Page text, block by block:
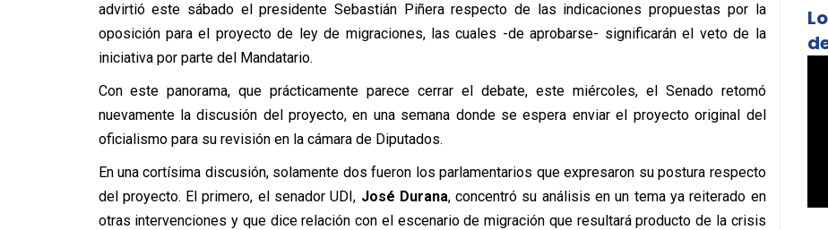
advirtió este sábado el presidente Sebastián Piñera respecto de las indicaciones propuestas por la
oposición para el proyecto de ley de migraciones, las cuales -de aprobarse- significarán el veto de la
iniciativa por parte del Mandatario.
Con este panorama, que prácticamente parece cerrar el debate, este miércoles, el Senado retomó
nuevamente la discusión del proyecto, en una semana donde se espera enviar el proyecto original del
oficialismo para su revisión en la cámara de Diputados.
En una cortísima discusión, solamente dos fueron los parlamentarios que expresaron su postura respecto
del proyecto. El primero, el senador UDI, José Durana, concentró su análisis en un tema ya reiterado en
otras intervenciones y que dice relación con el escenario de migración que resultará producto de la crisis